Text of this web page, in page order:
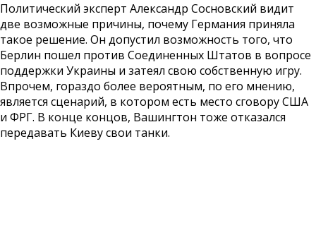
Политический эксперт Александр Сосновский видит
две возможные причины, почему Германия приняла
такое решение. Он допустил возможность того, что
Берлин пошел против Соединенных Штатов в вопросе
поддержки Украины и затеял свою собственную игру.
Впрочем, гораздо более вероятным, по его мнению,
является сценарий, в котором есть место сговору США
и ФРГ. В конце концов, Вашингтон тоже отказался
передавать Киеву свои танки.